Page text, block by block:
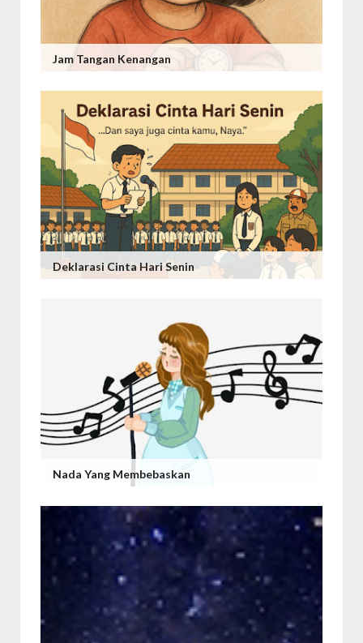
Jam Tangan Kenangan
Deklarasi Cinta Hari Senin
Nada Yang Membebaskan